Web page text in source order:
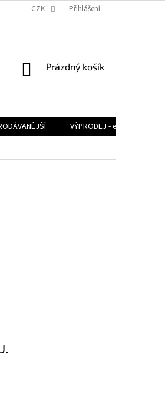
CZK Přihlášení
NÁKUPNÍ
Prázdný košík
VÝPRODEJ - extra